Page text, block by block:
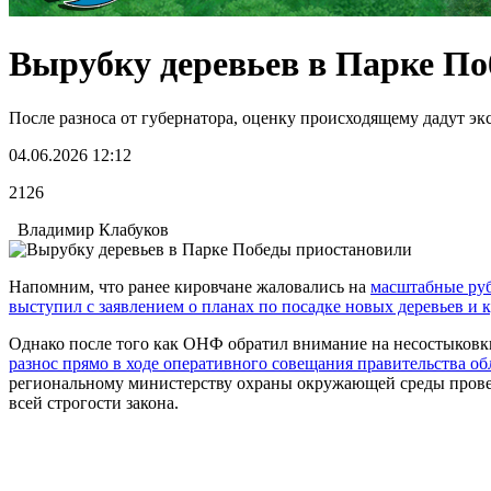
Вырубку деревьев в Парке
После разноса от губернатора, оценку происходящему дадут
04.06.2026 12:12
2126
Владимир Клабуков
Напомним, что ранее кировчане жаловались на масштабные
выступил с заявлением о планах по посадке новых деревьев и
Однако после того как ОНФ обратил внимание на
разнос прямо в ходе оперативного совещания правительства
региональному министерству охраны окружающей среды
всей строгости закона.